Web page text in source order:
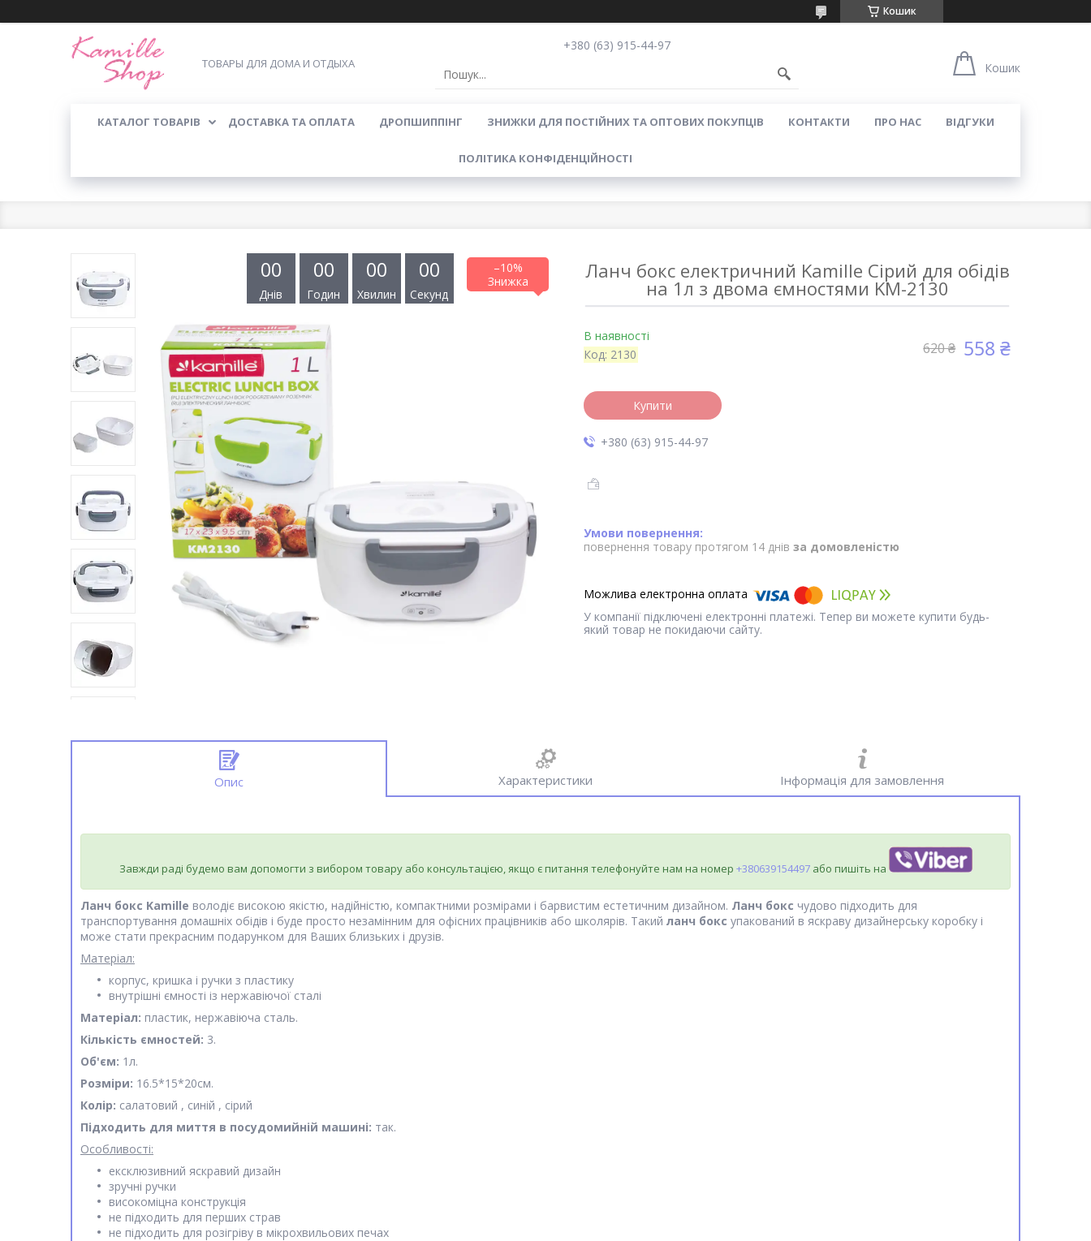
Кошик
ТОВАРЫ ДЛЯ ДОМА И ОТДЫХА
+380 (63) 915-44-97
Кошик
КАТАЛОГ ТОВАРІВ ДОСТАВКА ТА ОПЛАТА ДРОПШИППІНГ ЗНИЖКИ ДЛЯ ПОСТІЙНИХ ТА ОПТОВИХ ПОКУПЦІВ КОНТАКТИ ПРО НАС ВІДГУКИ
ПОЛІТИКА КОНФІДЕНЦІЙНОСТІ
–10%
00
Днів
00
Годин
00
Хвилин
00
Секунд
Ланч бокс електричний Kamille Сірий для обідів
на 1л з двома ємностями KM-2130
В наявності
Код: 2130 620 ₴ 558 ₴
Купити
+380 (63) 915-44-97
повернення товару протягом 14 днів за домовленістю
У компанії підключені електронні платежі. Тепер ви можете купити будь-
який товар не покидаючи сайту.
Опис Характеристики Інформація для замовлення
Завжди раді будемо вам допомогти з вибором товару або консультацією, якщо є питання телефонуйте нам на номер +380639154497або пишіть на
Ланч бокс Kamille володіє високою якістю, надійністю, компактними розмірами і барвистим естетичним дизайном. Ланч бокс чудово підходить для
транспортування домашніх обідів і буде просто незамінним для офісних працівників або школярів. Такий ланч бокс упакований в яскраву дизайнерську коробку і
може стати прекрасним подарунком для Ваших близьких і друзів.
Матеріал:
корпус, кришка і ручки з пластику
внутрішні ємності із нержавіючої сталі
Матеріал: пластик, нержавіюча сталь.
Кількість ємностей: 3.
Об'єм: 1л.
Розміри: 16.5*15*20см.
Колір: салатовий , синій , сірий
Підходить для миття в посудомийній машині: так.
Особливості:
ексклюзивний яскравий дизайн
зручні ручки
високоміцна конструкція
не підходить для перших страв
не підходить для розігріву в мікрохвильових печах